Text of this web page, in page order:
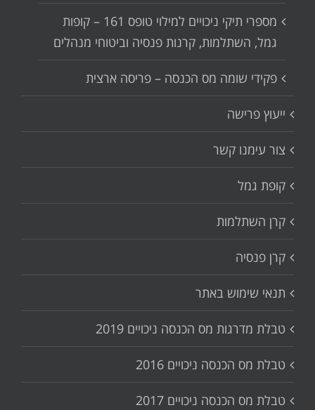
מספרי תיקי ניכויים למילוי טופס 161 – קופות
גמל, השתלמות, קרנות פנסיה וביטוחי מנהלים
פקידי שומה מס הכנסה – פריסה ארצית
ייעוץ פרישה
צור עימנו קשר
קופת גמל
קרן השתלמות
קרן פנסיה
תנאי שימוש באתר
טבלת מדרגות מס הכנסה ניכויים 2019
טבלת מס הכנסה ניכויים 2016
טבלת מס הכנסה ניכויים 2017